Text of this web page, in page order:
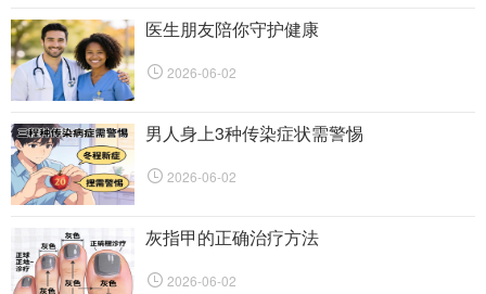
医生朋友陪你守护健康
2026-06-02
男人身上3种传染症状需警惕
2026-06-02
灰指甲的正确治疗方法
2026-06-02